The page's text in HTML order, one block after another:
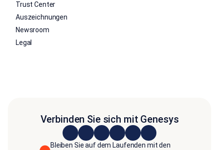
Trust Center
Auszeichnungen
Newsroom
Legal
Verbinden Sie sich mit Genesys
Bleiben Sie auf dem Laufenden mit den